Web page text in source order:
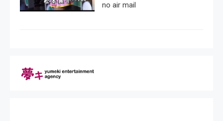
no air mail